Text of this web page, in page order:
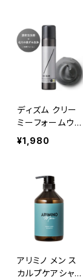
ディズム クリー
ミーフォームウォ
ッシュ ブラック 1
20g
¥1,980
アリミノ メン ス
カルプケアシャ